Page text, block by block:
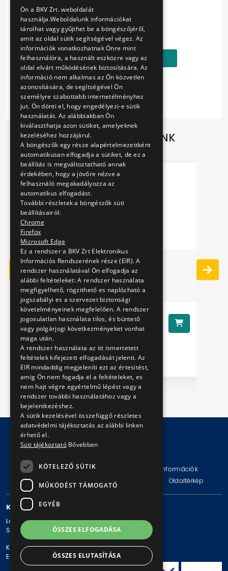
Ár:
6190 Ft
Kosárba
TOVÁBBI AJÁNLATAINK
TÖRÖLKÖZŐ
Ár:2490 Ft
Impresszum Jogi nyilatkozat
Technikai információk
Adatvédelmi politika és tájékoztatások
Oldaltérkép
KAPCSOLAT
Levelezési cím: 1980 Budapest, Pf. 11.
Székhely: 1980 Budapest, Akácfa u. 15.
Központi telefonszám: + 36 1 461-65-00
E-mail cím: bkv@bkv.hu
Ön a BKV Zrt. weboldalát
használja.Weboldalunk információkat
tárolhat vagy gyűjthet be a böngészőjéről,
amit az oldal sütik segítségével végez. Az
információk vonatkozhatnak Önre mint
felhasználóra, a használt eszközre vagy az
oldal elvárt működésének biztosítására. Az
információ nem alkalmas az Ön közvetlen
azonosítására, de segítségével Ön
személyre szabottabb internetélményhez
jut. Ön dönti el, hogy engedélyezi-e sütik
használatát. Az alábbiakban Ön
kiválaszthatja azon sütiket, amelyeknek
kezeléséhez hozzájárul.
A böngészők egy része alapértelmezettként
automatikusan elfogadja a sütiket, de ez a
beállítás is megváltoztatható annak
érdekében, hogy a jövőre nézve a
felhasználó megakadályozza az
automatikus elfogadást.
További részletek a böngészők süti
beállításairól:
Chrome
Firefox
Microsoft Edge
Ez a rendszer a BKV Zrt Elektronikus
Információs Rendszerének része (EIR). A
rendszer használatával Ön elfogadja az
alábbi feltételeket: A rendszer használata
megfigyelhető, rögzithető es naplózható a
jogszabályi es a szervezet biztonsági
követelményeinek megfelelően. A rendszer
jogosulatlan használata tilos, és büntető
vagy polgárjogi következményeket vonhat
maga után.
A rendszer használata az itt ismertetett
feltételek kifejezett elfogadását jelenti. Az
EIR mindaddig megjeleníti ezt az értesitést,
amig Ön nem fogadja el a feltételeket, es
nem hajt végre egyértelmű lépést vagy a
rendszer további használatához vagy a
bejelentkezéshez.
A sütik kezelésével összefüggő részletes
adatvédelmi tájékoztatás az alábbi linken
érhető el.
Süti tájékoztató Bővebben
KÖTELEZŐ SÜTIK
MŰKÖDÉST TÁMOGATÓ
EGYÉB
ÖSSZES ELFOGADÁSA
ÖSSZES ELUTASÍTÁSA